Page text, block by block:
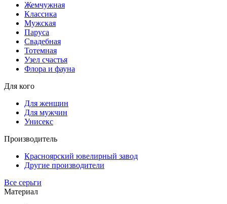
Жемчужная
Классика
Мужская
Паруса
Свадебная
Тотемная
Узел счастья
Флора и фауна
Для кого
Для женщин
Для мужчин
Унисекс
Производитель
Красноярский ювелирный завод
Другие производители
Все серьги
Материал